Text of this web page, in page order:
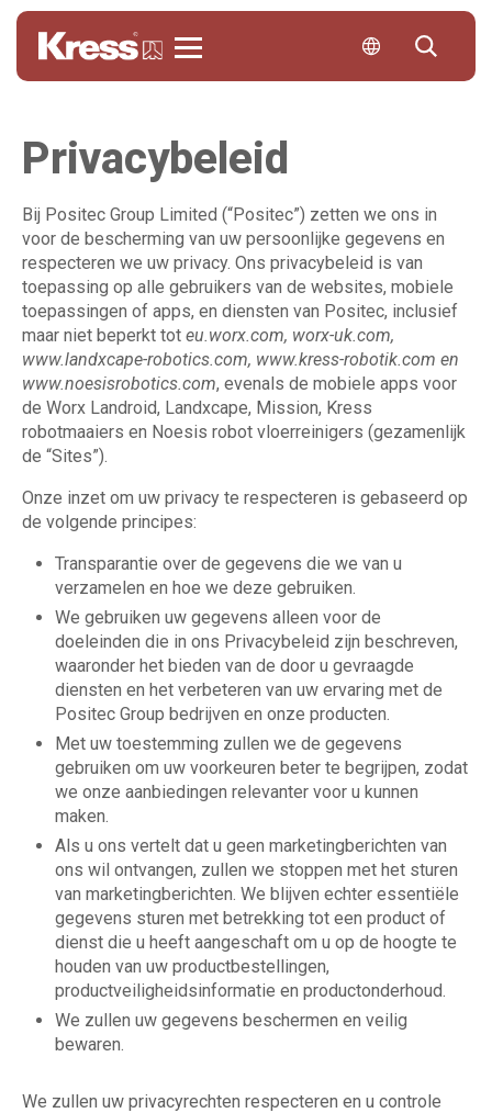
Privacybeleid
Bij Positec Group Limited (“Positec”) zetten we ons in
voor de bescherming van uw persoonlijke gegevens en
respecteren we uw privacy. Ons privacybeleid is van
toepassing op alle gebruikers van de websites, mobiele
toepassingen of apps, en diensten van Positec, inclusief
maar niet beperkt tot eu.worx.com, worx-uk.com,
www.landxcape-robotics.com, www.kress-robotik.com en
www.noesisrobotics.com, evenals de mobiele apps voor
de Worx Landroid, Landxcape, Mission, Kress
robotmaaiers en Noesis robot vloerreinigers (gezamenlijk
de “Sites”).
Onze inzet om uw privacy te respecteren is gebaseerd op
de volgende principes:
Transparantie over de gegevens die we van u
verzamelen en hoe we deze gebruiken.
We gebruiken uw gegevens alleen voor de
doeleinden die in ons Privacybeleid zijn beschreven,
waaronder het bieden van de door u gevraagde
diensten en het verbeteren van uw ervaring met de
Positec Group bedrijven en onze producten.
Met uw toestemming zullen we de gegevens
gebruiken om uw voorkeuren beter te begrijpen, zodat
we onze aanbiedingen relevanter voor u kunnen
maken.
Als u ons vertelt dat u geen marketingberichten van
ons wil ontvangen, zullen we stoppen met het sturen
van marketingberichten. We blijven echter essentiële
gegevens sturen met betrekking tot een product of
dienst die u heeft aangeschaft om u op de hoogte te
houden van uw productbestellingen,
productveiligheidsinformatie en productonderhoud.
We zullen uw gegevens beschermen en veilig
bewaren.
We zullen uw privacyrechten respecteren en u controle